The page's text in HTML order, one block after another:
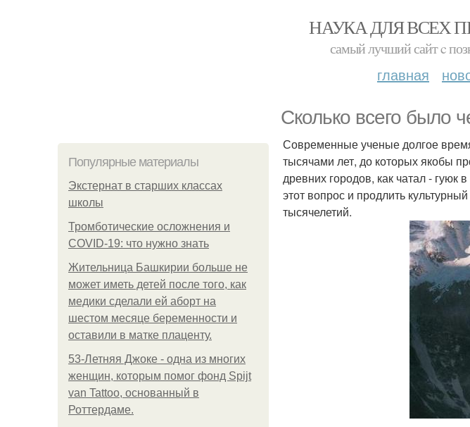
НАУКА ДЛЯ ВСЕХ
самый лучший сайт c
главная
Сколько всего было
Популярные материалы
Экстернат в старших классах
школы
Тромботические осложнения и
COVID-19: что нужно знать
Жительница Башкирии больше не
может иметь детей после того, как
медики сделали ей аборт на
шестом месяце беременности и
оставили в матке плаценту.
53-Летняя Джоке - одна из многих
женщин, которым помог фонд Spijt
van Tattoo, основанный в
Роттердаме.
Современные ученые долгое
тысячами лет, до которых якобы
древних городов, как чатал - гуюк
этот вопрос и продлить
тысячелетий.